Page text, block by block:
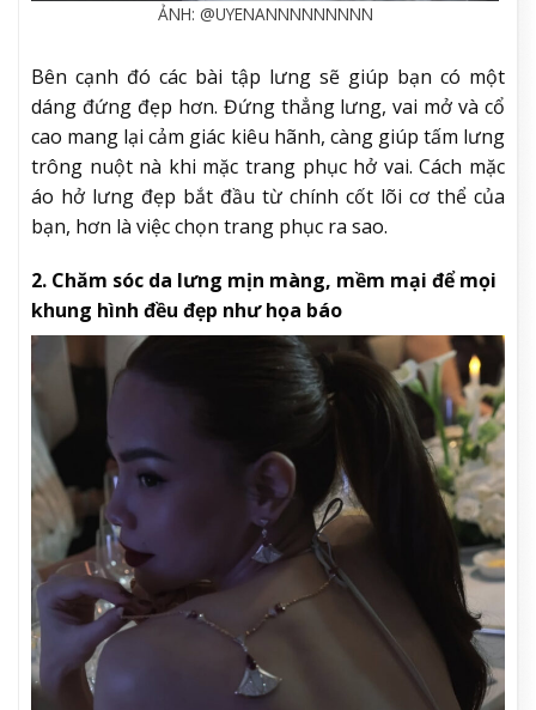
ẢNH: @UYENANNNNNNNNN
Bên cạnh đó các bài tập lưng sẽ giúp bạn có một
dáng đứng đẹp hơn. Đứng thẳng lưng, vai mở và cổ
cao mang lại cảm giác kiêu hãnh, càng giúp tấm lưng
trông nuột nà khi mặc trang phục hở vai. Cách mặc
áo hở lưng đẹp bắt đầu từ chính cốt lõi cơ thể của
bạn, hơn là việc chọn trang phục ra sao.
2. Chăm sóc da lưng mịn màng, mềm mại để mọi
khung hình đều đẹp như họa báo